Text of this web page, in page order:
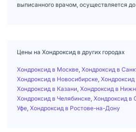
выписанного врачом, осуществляется
Цены на Хондроксид в других городах
Хондроксид в Москве Хондроксид в
Хондроксид в Новосибирске Хондроксид
Хондроксид в Казани Хондроксид в
Хондроксид в Челябинске Хондроксид в
Уфе Хондроксид в Ростове-на-Дону